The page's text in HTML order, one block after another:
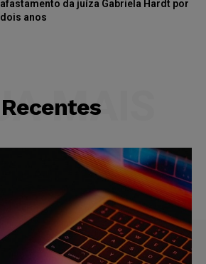
afastamento da juíza Gabriela Hardt por
dois anos
Recentes
MAIS